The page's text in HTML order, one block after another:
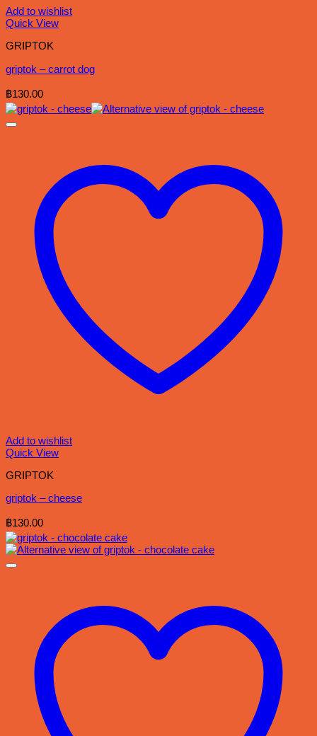
Add to wishlist
Quick View
GRIPTOK
griptok – carrot dog
฿130.00
Add to wishlist
Quick View
GRIPTOK
griptok – cheese
฿130.00